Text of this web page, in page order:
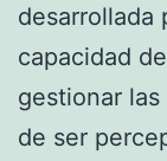
desarrollada
capacidad
gestionar
de ser